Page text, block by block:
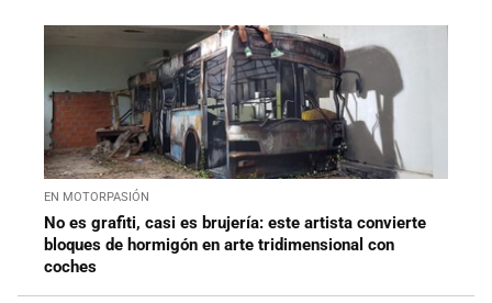
EN MOTORPASIÓN
No es grafiti, casi es brujería: este artista convierte
bloques de hormigón en arte tridimensional con
coches